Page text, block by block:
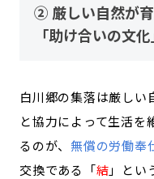
② 厳しい自然が
「助け合いの文化
白川郷の集落は厳しい
と協力によって生活を
るのが、 無償の労働奉
交換である「結」とい